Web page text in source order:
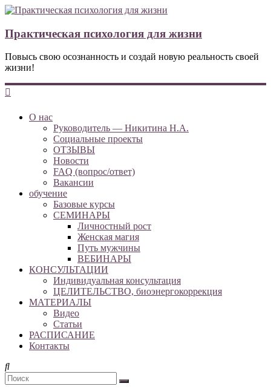
Практическая психология для жизни
Повысь свою осознанность и создай новую реальность своей
жизни!
О нас
Руководитель — Никитина Н.А.
Социальные проекты
ОТЗЫВЫ
Новости
FAQ (вопрос/ответ)
Вакансии
обучение
Базовые курсы
СЕМИНАРЫ
Личностный рост
Женская магия
Путь мужчины
ВЕБИНАРЫ
КОНСУЛЬТАЦИИ
Индивидуальная консультация
ЦЕЛИТЕЛЬСТВО, биоэнергокоррекция
МАТЕРИАЛЫ
Видео
Статьи
РАСПИСАНИЕ
Контакты